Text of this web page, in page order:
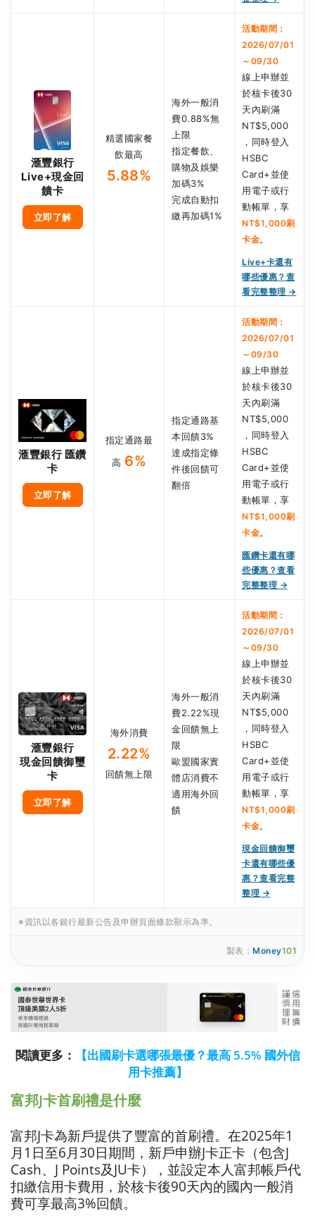
滙豐銀行
Live+現金回
饋卡
立即了解
精選國家餐
飲最高
5.88%
海外一般消
費0.88%無
上限
指定餐飲、
購物及娛樂
加碼3%
完成自動扣
繳再加碼1%
活動期間：
2026/07/01
～09/30
線上申辦並
於核卡後30
天內刷滿
NT$5,000
，同時登入
HSBC
Card+並使
用電子或行
動帳單，享
NT$1,000刷
卡金。
Live+卡還有
哪些優惠？查
看完整整理 →
滙豐銀行 匯鑽
卡
立即了解
指定通路最
高 6%
指定通路基
本回饋3%
達成指定條
件後回饋可
翻倍
活動期間：
2026/07/01
～09/30
線上申辦並
於核卡後30
天內刷滿
NT$5,000
，同時登入
HSBC
Card+並使
用電子或行
動帳單，享
NT$1,000刷
卡金。
匯鑽卡還有哪
些優惠？查看
完整整理 →
滙豐銀行
現金回饋御璽
卡
立即了解
海外消費
2.22%
回饋無上限
海外一般消
費2.22%現
金回饋無上
限
歐盟國家實
體店消費不
適用海外回
饋
活動期間：
2026/07/01
～09/30
線上申辦並
於核卡後30
天內刷滿
NT$5,000
，同時登入
HSBC
Card+並使
用電子或行
動帳單，享
NT$1,000刷
卡金。
現金回饋御璽
卡還有哪些優
惠？查看完整
整理 →
※資訊以各銀行最新公告及申辦頁面條款顯示為準。
製表： Money101
閱讀更多：
【出國刷卡選哪張最優？最高 5.5% 國外信
用卡推薦】
富邦J卡首刷禮是什麼
富邦J卡為新戶提供了豐富的首刷禮。在2025年1
月1日至6月30日期間，新戶申辦J卡正卡（包含J
Cash、J Points及JU卡），並設定本人富邦帳戶代
扣繳信用卡費用，於核卡後90天內的國內一般消
費可享最高3%回饋。